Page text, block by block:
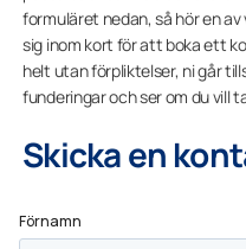
formuläret nedan, så hör en
sig inom kort för att boka ett
helt utan förpliktelser, ni går
funderingar och ser om du vill
Skicka en